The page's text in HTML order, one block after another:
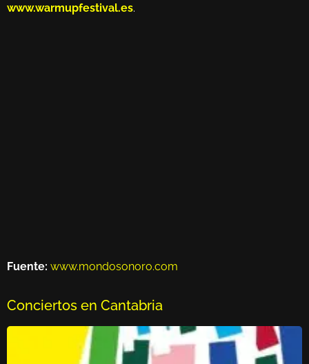
www.warmupfestival.es.
Fuente: www.mondosonoro.com
Conciertos en Cantabria